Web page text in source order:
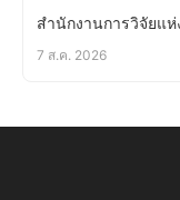
สำนักงานการวิจัยแ
7 ส.ค. 2026